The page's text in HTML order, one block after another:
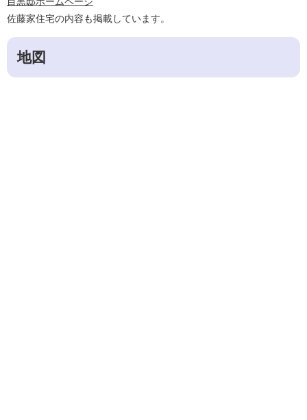
佐藤家住宅の内容も掲載しています。
地図